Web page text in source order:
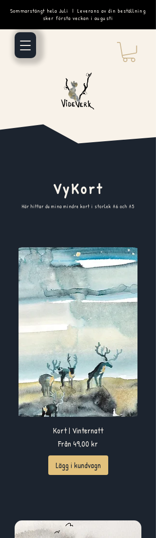
Sommarstängt hela Juli | Leverans av din beställning
sker första veckan i augusti
VyKort
Här hittar du mina mindre kort i storlek A6 och A5
Kort | Vinternatt
Från 49,00 kr
Reapris
Lägg i kundvagn